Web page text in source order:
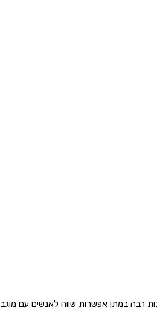
רבה במתן אפשרות שווה לאנשים עם